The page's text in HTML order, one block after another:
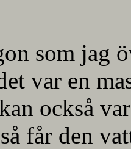
som jag
var en
också
får den